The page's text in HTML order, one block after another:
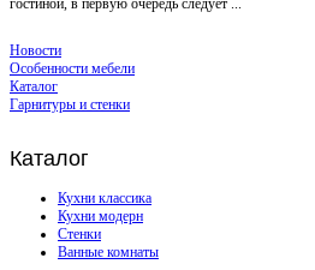
гостиной, в первую очередь следует ...
Новости
Особенности мебели
Каталог
Гарнитуры и стенки
Каталог
Кухни классика
Кухни модерн
Стенки
Ванные комнаты